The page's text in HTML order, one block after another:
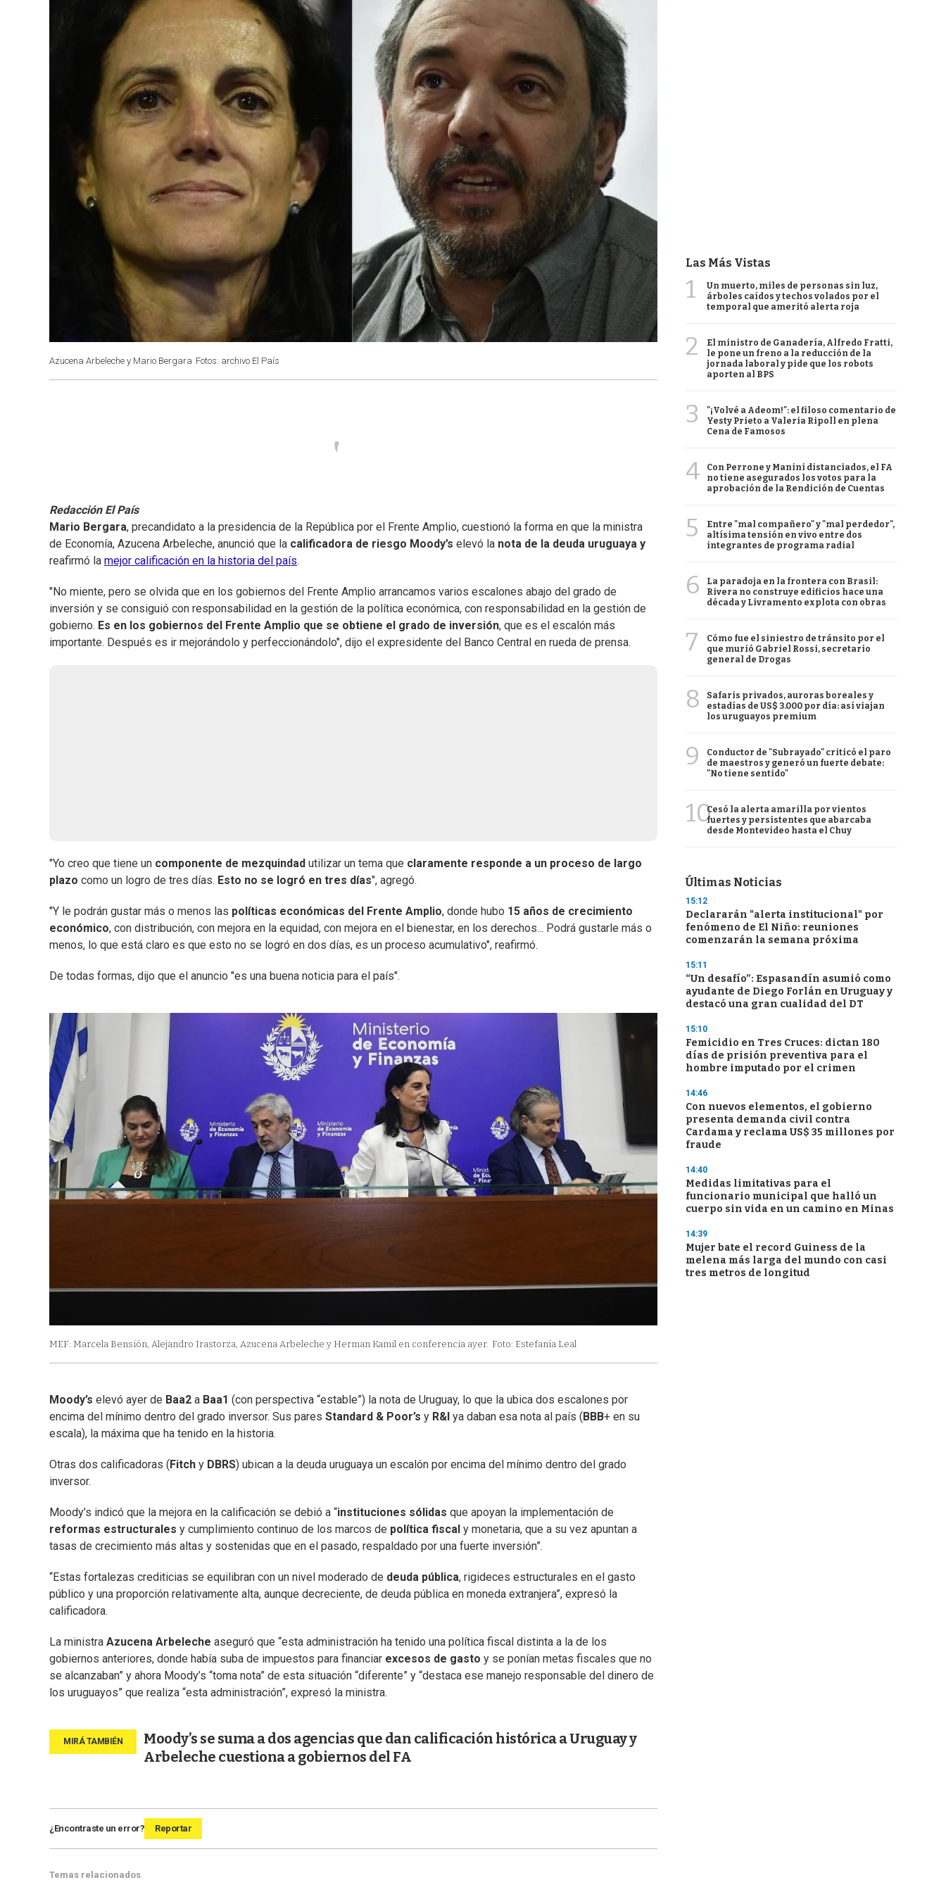
Azucena Arbeleche y Mario Bergara Fotos: archivo El País
Redacción El País
Mario Bergara, precandidato a la presidencia de la República por el Frente Amplio, cuestionó la forma en que la ministra
de Economía, Azucena Arbeleche, anunció que la calificadora de riesgo Moody’s elevó la nota de la deuda uruguaya y
reafirmó la mejor calificación en la historia del país.
"No miente, pero se olvida que en los gobiernos del Frente Amplio arrancamos varios escalones abajo del grado de
inversión y se consiguió con responsabilidad en la gestión de la política económica, con responsabilidad en la gestión de
gobierno. Es en los gobiernos del Frente Amplio que se obtiene el grado de inversión, que es el escalón más
importante. Después es ir mejorándolo y perfeccionándolo", dijo el expresidente del Banco Central en rueda de prensa.
"Yo creo que tiene un componente de mezquindad utilizar un tema que claramente responde a un proceso de largo
plazo como un logro de tres días. Esto no se logró en tres días", agregó.
"Y le podrán gustar más o menos las políticas económicas del Frente Amplio, donde hubo 15 años de crecimiento
económico, con distribución, con mejora en la equidad, con mejora en el bienestar, en los derechos... Podrá gustarle más o
menos, lo que está claro es que esto no se logró en dos días, es un proceso acumulativo", reafirmó.
De todas formas, dijo que el anuncio "es una buena noticia para el país".
MEF: Marcela Bensión, Alejandro Irastorza, Azucena Arbeleche y Herman Kamil en conferencia ayer. Foto: Estefanía Leal
Moody’s elevó ayer de Baa2 a Baa1 (con perspectiva “estable”) la nota de Uruguay, lo que la ubica dos escalones por
encima del mínimo dentro del grado inversor. Sus pares Standard & Poor’s y R&I ya daban esa nota al país (BBB+ en su
escala), la máxima que ha tenido en la historia.
Otras dos calificadoras (Fitch y DBRS) ubican a la deuda uruguaya un escalón por encima del mínimo dentro del grado
inversor.
Moody’s indicó que la mejora en la calificación se debió a “instituciones sólidas que apoyan la implementación de
reformas estructurales y cumplimiento continuo de los marcos de política fiscal y monetaria, que a su vez apuntan a
tasas de crecimiento más altas y sostenidas que en el pasado, respaldado por una fuerte inversión”.
“Estas fortalezas crediticias se equilibran con un nivel moderado de deuda pública, rigideces estructurales en el gasto
público y una proporción relativamente alta, aunque decreciente, de deuda pública en moneda extranjera”, expresó la
calificadora.
La ministra Azucena Arbeleche aseguró que “esta administración ha tenido una política fiscal distinta a la de los
gobiernos anteriores, donde había suba de impuestos para financiar excesos de gasto y se ponían metas fiscales que no
se alcanzaban” y ahora Moody’s “toma nota” de esta situación “diferente” y “destaca ese manejo responsable del dinero de
los uruguayos” que realiza “esta administración”, expresó la ministra.
Moody’s se suma a dos agencias que dan calificación histórica a Uruguay y
Arbeleche cuestiona a gobiernos del FA
¿Encontraste un error? Reportar
Temas relacionados
Las Más Vistas
1
Un muerto, miles de personas sin luz,
árboles caídos y techos volados por el
temporal que ameritó alerta roja
2
El ministro de Ganadería, Alfredo Fratti,
le pone un freno a la reducción de la
jornada laboral y pide que los robots
aporten al BPS
3
"¡Volvé a Adeom!": el filoso comentario de
Yesty Prieto a Valeria Ripoll en plena
Cena de Famosos
4
Con Perrone y Manini distanciados, el FA
no tiene asegurados los votos para la
aprobación de la Rendición de Cuentas
5
Entre "mal compañero" y "mal perdedor",
altísima tensión en vivo entre dos
integrantes de programa radial
6
La paradoja en la frontera con Brasil:
Rivera no construye edificios hace una
década y Livramento explota con obras
7
Cómo fue el siniestro de tránsito por el
que murió Gabriel Rossi, secretario
general de Drogas
8
Safaris privados, auroras boreales y
estadías de US$ 3.000 por día: así viajan
los uruguayos premium
9
Conductor de "Subrayado" criticó el paro
de maestros y generó un fuerte debate:
"No tiene sentido"
10Cesó la alerta amarilla por vientos
fuertes y persistentes que abarcaba
desde Montevideo hasta el Chuy
Últimas Noticias
15:12
Declararán "alerta institucional" por
fenómeno de El Niño: reuniones
comenzarán la semana próxima
15:11
“Un desafío”: Espasandín asumió como
ayudante de Diego Forlán en Uruguay y
destacó una gran cualidad del DT
15:10
Femicidio en Tres Cruces: dictan 180
días de prisión preventiva para el
hombre imputado por el crimen
14:46
Con nuevos elementos, el gobierno
presenta demanda civil contra
Cardama y reclama US$ 35 millones por
fraude
14:40
Medidas limitativas para el
funcionario municipal que halló un
cuerpo sin vida en un camino en Minas
14:39
Mujer bate el record Guiness de la
melena más larga del mundo con casi
tres metros de longitud